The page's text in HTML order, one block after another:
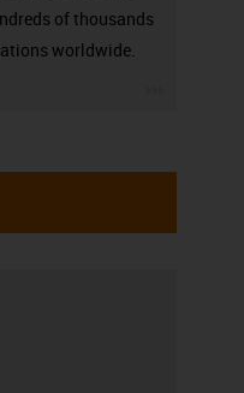
of thousands
worldwide.